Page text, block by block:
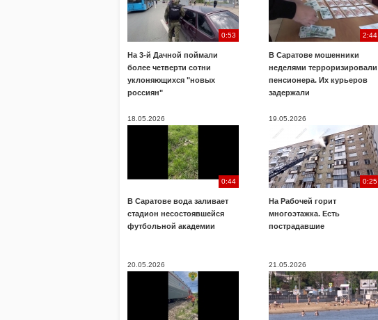
0:53
На 3-й Дачной поймали
более четверти сотни
уклоняющихся "новых
россиян"
2:44
В Саратове мошенники
неделями терроризировали
пенсионера. Их курьеров
задержали
18.05.2026
0:44
В Саратове вода заливает
стадион несостоявшейся
футбольной академии
19.05.2026
0:25
На Рабочей горит
многоэтажка. Есть
пострадавшие
20.05.2026 21.05.2026